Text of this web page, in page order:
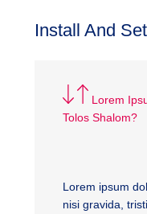
Install And
Lorem
Tolos Shalom?
Lorem ipsum
nisi gravida,